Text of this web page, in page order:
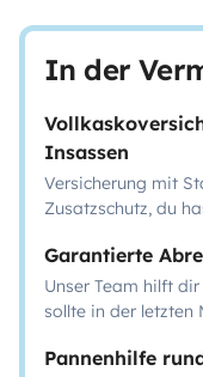
In der
Insassen
Versicherung mit
Zusatzschutz, du
Garantierte
Unser Team hilft
sollte in der letzten
Pannenhilfe